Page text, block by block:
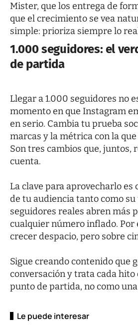
Mister, que los entrega de
que el crecimiento se vea
simple: prioriza siempre lo
1.000 seguidores: el
de partida
Llegar a 1.000 seguidores no
momento en que Instagram
en serio. Cambia tu prueba
marcas y la métrica con la
Son tres cambios que, juntos,
cuenta.
La clave para aprovecharlo es
de tu audiencia tanto como
seguidores reales abren más
cualquier número inflado. Por
crecer despacio, pero sobre
Sigue creando contenido que
conversación y trata cada hito
punto de partida, no como
Le puede interesar